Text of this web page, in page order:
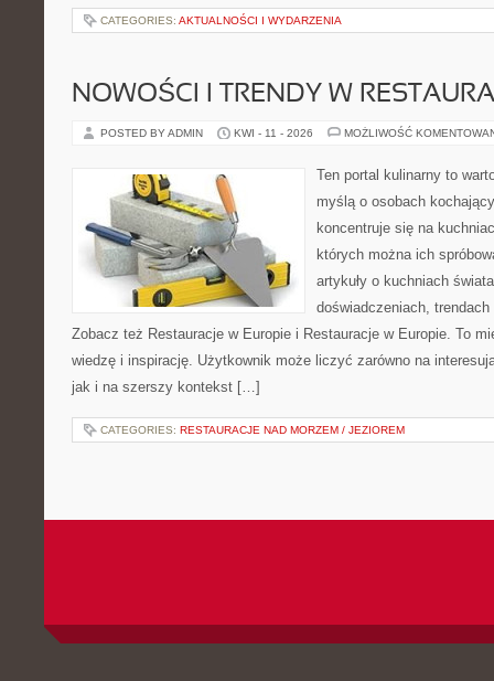
CATEGORIES: AKTUALNOŚCI I WYDARZENIA
NOWOŚCI I TRENDY W
POSTED BY ADMIN KWI - 11 - 2026 MOŻLIWOŚĆ
Ten portal kulinarny to
myślą o osobach
koncentruje się na
których można ich
artykuły o kuchniach
doświadczeniach,
Zobacz też Restauracje w Europie i Restauracje w Europie. To
wiedzę i inspirację. Użytkownik może liczyć zarówno na
jak i na szerszy kontekst […]
CATEGORIES: RESTAURACJE NAD MORZEM / JEZIOREM